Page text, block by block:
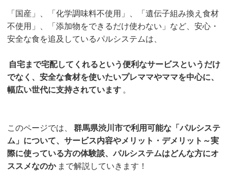
「国産」、「化学調味料不使用」、「遺伝子組み換え食材
不使用」、「添加物をできるだけ使わない」など、安心・
安全な食を追及しているパルシステムは、
自宅まで宅配してくれるという便利なサービスというだけ
でなく、安全な食材を使いたいプレママやママを中心に、
幅広い世代に支持されています 。
このページでは、
群馬県渋川市で利用可能な「パルシステ
ム」について、サービス内容やメリット・デメリット～実
際に使っている方の体験談、パルシステムはどんな方にオ
ススメなのか まで解説していきます！